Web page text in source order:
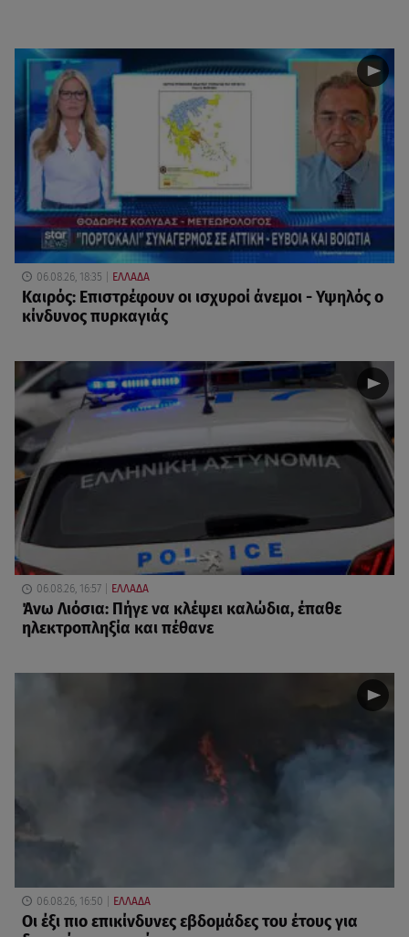
06.08.26, 18:35 ΕΛΛΑΔΑ
Καιρός: Επιστρέφουν οι ισχυροί άνεμοι - Υψηλός ο
κίνδυνος πυρκαγιάς
06.08.26, 16:57 ΕΛΛΑΔΑ
Άνω Λιόσια: Πήγε να κλέψει καλώδια, έπαθε
ηλεκτροπληξία και πέθανε
06.08.26, 16:50 ΕΛΛΑΔΑ
Οι έξι πιο επικίνδυνες εβδομάδες του έτους για